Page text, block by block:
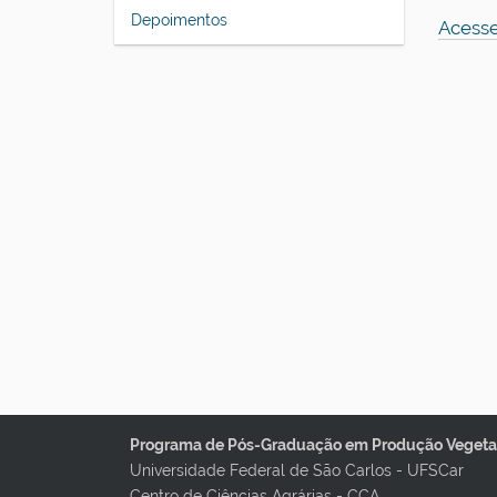
Depoimentos
Programa de Pós-Graduação em Produção
Universidade Federal de São Carlos - UFSCar